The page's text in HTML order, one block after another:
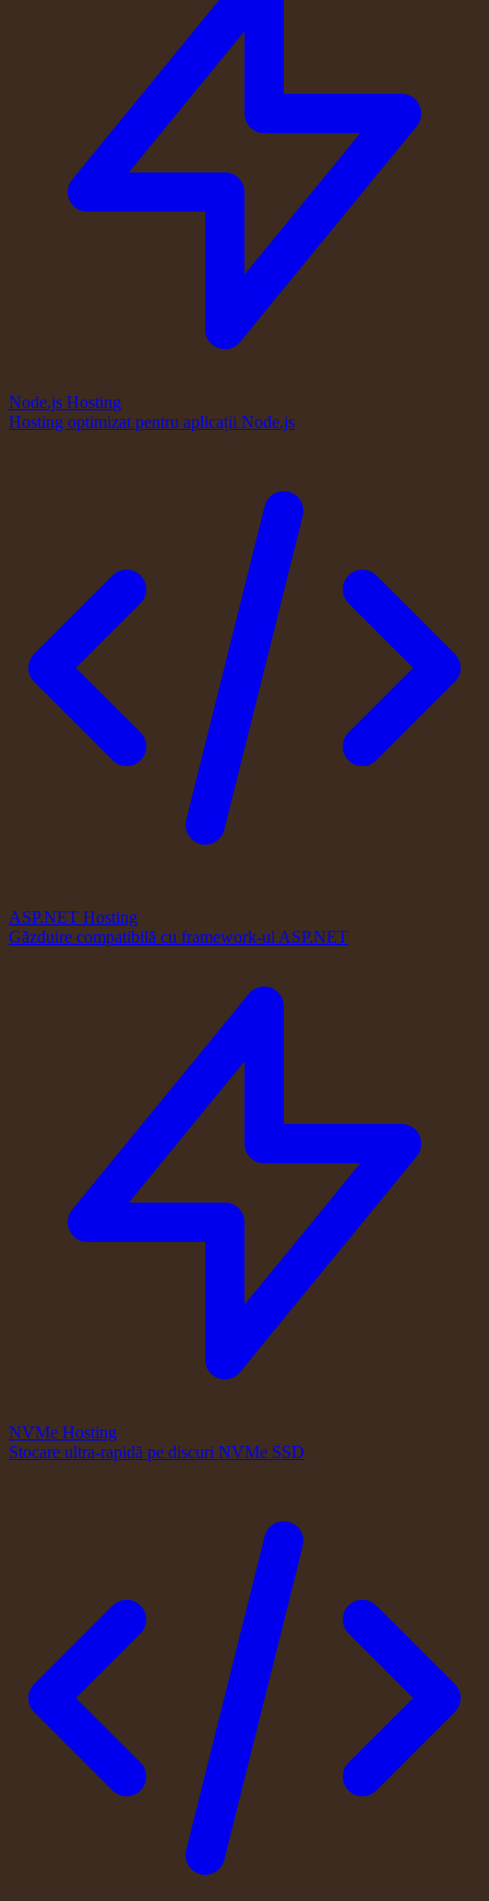
Node.js Hosting
Hosting optimizat pentru aplicații Node.js
ASP.NET Hosting
Găzduire compatibilă cu framework-ul ASP.NET
NVMe Hosting
Stocare ultra-rapidă pe discuri NVMe SSD